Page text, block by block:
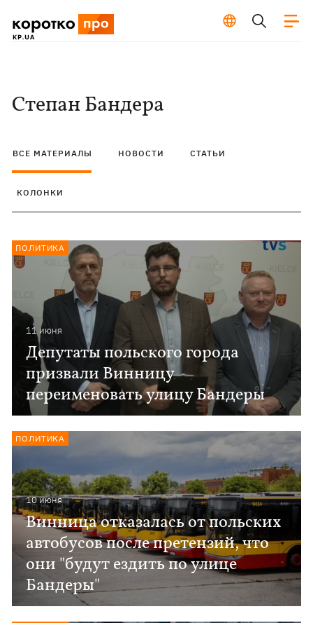
Степан Бандера
ВСЕ МАТЕРИАЛЫ НОВОСТИ СТАТЬИ
КОЛОНКИ
11 июня
Депутаты польского города
призвали Винницу
переименовать улицу Бандеры
ПОЛИТИКА
10 июня
Винница отказалась от польских
автобусов после претензий, что
они "будут ездить по улице
Бандеры"
ПОЛИТИКА